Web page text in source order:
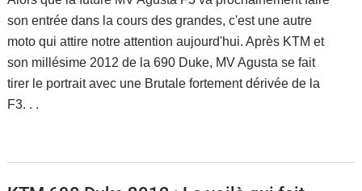
son entrée dans la cours des grandes, c'est une autre
moto qui attire notre attention aujourd'hui. Après KTM et
son millésime 2012 de la 690 Duke, MV Agusta se fait
tirer le portrait avec une Brutale fortement dérivée de la
F3. . .